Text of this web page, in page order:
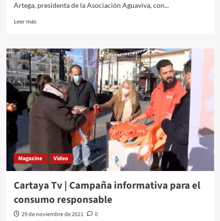
Artega, presidenta de la Asociación Aguaviva, con...
Leer más
Magazine Video
Cartaya Tv | Campaña informativa para el
consumo responsable
29 de noviembre de 2021
0